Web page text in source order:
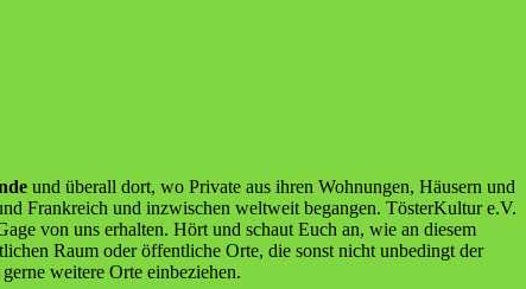
und über­all dort, wo Pri­va­te aus ihren Woh­nun­gen, Häu­sern und
Frank­reich und inzwi­schen welt­weit began­gen. Tös­ter­Kul­tur e.V.
von uns erhal­ten. Hört und schaut Euch an, wie an die­sem
Raum oder öffent­li­che Orte, die sonst nicht unbe­dingt der
wei­te­re Orte einbeziehen.